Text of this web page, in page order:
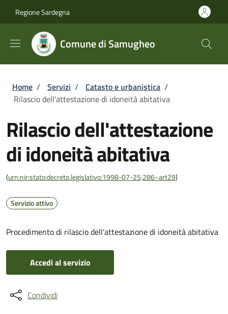
Regione Sardegna
Comune di Samugheo
Briciole di pane
Home / Servizi / Catasto e urbanistica /
Rilascio dell'attestazione di idoneità abitativa
Rilascio dell'attestazione
di idoneità abitativa
(urn:nir:stato:decreto.legislativo:1998-07-25;286~art29)
Servizio attivo
Procedimento di rilascio dell'attestazione di idoneità abitativa
Accedi al servizio
Condividi